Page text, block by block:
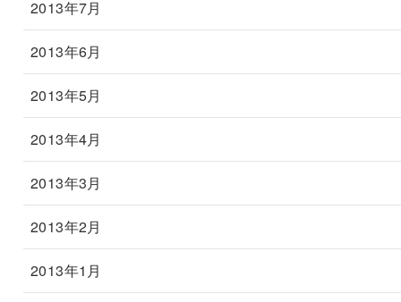
2013年7月
2013年6月
2013年5月
2013年4月
2013年3月
2013年2月
2013年1月